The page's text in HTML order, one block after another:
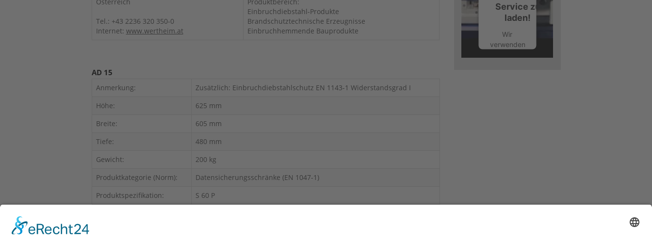
Tel.: +43 2236 320 350-0
Internet: www.wertheim.at
Einbruchdiebstahl-Produkte
Brandschutztechnische Erzeugnisse
Einbruchhemmende Bauprodukte
AD 15
Anmerkung:
Zusätzlich: Einbruchdiebstahlschutz EN 1143-1 Widerstandsgrad I
Höhe:
625 mm
Breite:
605 mm
Tiefe:
480 mm
Gewicht:
200 kg
Produktkategorie (Norm):
Datensicherungsschränke (EN 1047-1)
Produktspezifikation:
S 60 P
Service zu
laden!
Wir
verwenden
Sie die